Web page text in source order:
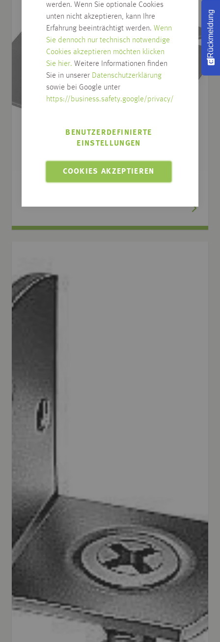
werden. Wenn Sie optionale Cookies
unten nicht akzeptieren, kann Ihre
Erfahrung beeinträchtigt werden. Wenn
Sie dennoch nur technisch notwendige
Cookies akzeptieren möchten klicken
Sie hier. Weitere Informationen finden
Sie in unserer Datenschutzerklärung
sowie bei Google unter
https://business.safety.google/privacy/
COOKIES AKZEPTIEREN
BENUTZERDEFINIERTE
EINSTELLUNGEN
Rückmeldung